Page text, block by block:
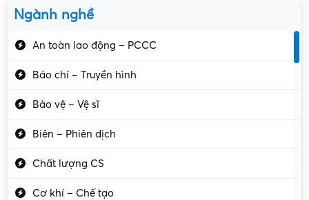
Ngành nghề
An toàn lao động – PCCC
Báo chí – Truyền hình
Bảo vệ – Vệ sĩ
Biên – Phiên dịch
Chất lượng CS
Cơ khí – Chế tạo